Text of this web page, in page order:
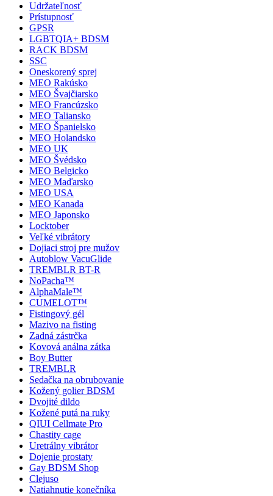
Udržateľnosť
Prístupnosť
GPSR
LGBTQIA+ BDSM
RACK BDSM
SSC
Oneskorený sprej
MEO Rakúsko
MEO Švajčiarsko
MEO Francúzsko
MEO Taliansko
MEO Španielsko
MEO Holandsko
MEO UK
MEO Švédsko
MEO Belgicko
MEO Maďarsko
MEO USA
MEO Kanada
MEO Japonsko
Locktober
Veľké vibrátory
Dojiaci stroj pre mužov
Autoblow VacuGlide
TREMBLR BT-R
NoPacha™
AlphaMale™
CUMELOT™
Fistingový gél
Mazivo na fisting
Zadná zástrčka
Kovová análna zátka
Boy Butter
TREMBLR
Sedačka na obrubovanie
Kožený golier BDSM
Dvojité dildo
Kožené putá na ruky
QIUI Cellmate Pro
Chastity cage
Uretrálny vibrátor
Dojenie prostaty
Gay BDSM Shop
Clejuso
Natiahnutie konečníka